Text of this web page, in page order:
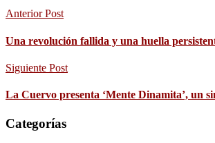
Anterior Post
Una revolución fallida y una huella
Siguiente Post
La Cuervo presenta ‘Mente Dinamita’, un
Categorías